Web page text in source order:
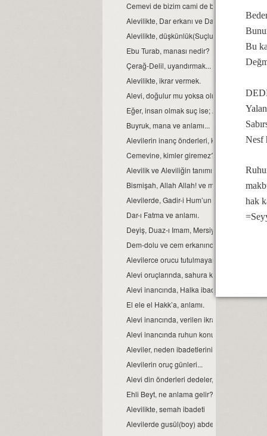
Cemevi de bizim cami de bizim demek,
Alevilikte, Dar erkanı ve Dar duruşları…
Alevilikte, düşkünlük(Suçluluk hali).
Ebu Turab, manası nedir?
Çerağ-Delil, uyandırmak...
Alevilikte, ikrar vermek.
Alevi, doğulur mu yoksa olunur mu?
Eğer, insan olmak suç ise; Aleviler bu
Buyruk, mana ve anlamı...
Alevilerin inanç önderleri, kimlerdir?
Cemevine, kimler giremez?
Alevilik ve Aleviliğin tanımı...
Bismişah, Allah Allah! ve manası.
Alevilerde, Gadir-i Hum’un önemi
Dar-ı Fatma ve anlamı.
Deyiş, Duaz-ı Imam, Mersiye, Ağıt, gibi
Dem-dolu ve cem erkanında, dağıtılan
Alevilerce orucu tutulmayan Ramazan’ın
Alevi oruçlarında, sahura kalmak yoktur
Alevi inancında, Halka ibadeti ve semahın
El ele el Hakk’a, anlamı.
Alevi inancında, verilen ikrarın manası.
Alevi inancında ruhun konumu, anlam ve
Aleviler, neden ibadetlerini camide
Alevilerin oruç günleri...
Alevi din önderleri dedeler, kimin
Ehli Beyt, ne anlama gelir?
Alevilikte, semah ibadeti
Alevilerde gusül(boy) abdesti, haremlik ve
Bu
Nesf
hak